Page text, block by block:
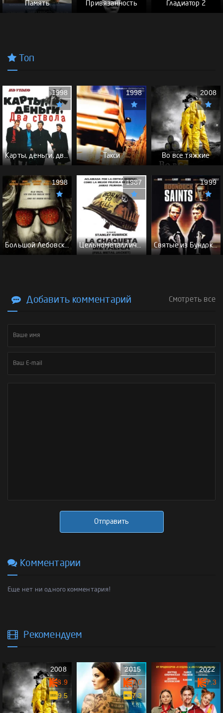
Память Привязанность Гладиатор 2
Топ
Карты, деньги, два ствола - (Перевод Гоблина)
1998
Такси
1998
Во все тяжкие
2008
Большой Лебовски - (Перевод Гоблина)
1998
Цельнометаллическая оболочка - (Перевод Гоблина)
1987
Святые из Бундока \ Святые из трущоб - (Перевод Гоблина)
1999
Добавить комментарий Смотреть все
Отправить
Комментарии
Еще нет ни одного комментария!
Рекомендуем
2008
8.9
9.5
2015
7.0
7.3
2022
7.3